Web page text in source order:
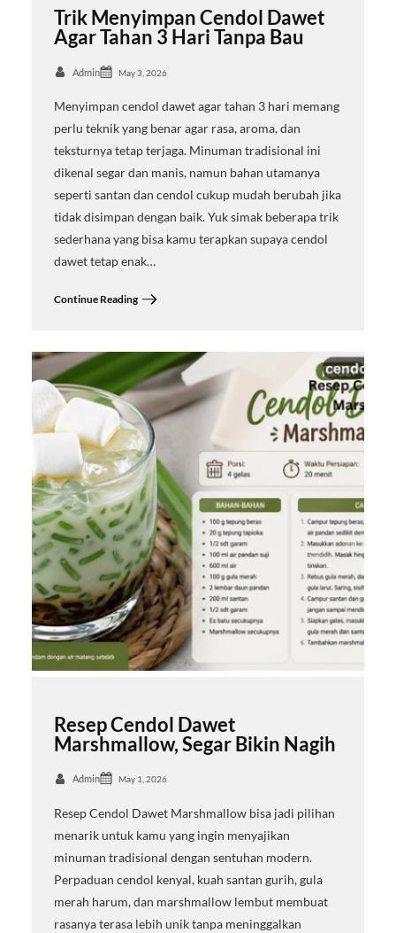
Trik Menyimpan Cendol Dawet
Agar Tahan 3 Hari Tanpa Bau
Admin May 3, 2026
Menyimpan cendol dawet agar tahan 3 hari memang
perlu teknik yang benar agar rasa, aroma, dan
teksturnya tetap terjaga. Minuman tradisional ini
dikenal segar dan manis, namun bahan utamanya
seperti santan dan cendol cukup mudah berubah jika
tidak disimpan dengan baik. Yuk simak beberapa trik
sederhana yang bisa kamu terapkan supaya cendol
dawet tetap enak…
Continue Reading
Resep Cendol Dawet
Marshmallow, Segar Bikin Nagih
Admin May 1, 2026
Resep Cendol Dawet Marshmallow bisa jadi pilihan
menarik untuk kamu yang ingin menyajikan
minuman tradisional dengan sentuhan modern.
Perpaduan cendol kenyal, kuah santan gurih, gula
merah harum, dan marshmallow lembut membuat
rasanya terasa lebih unik tanpa meninggalkan